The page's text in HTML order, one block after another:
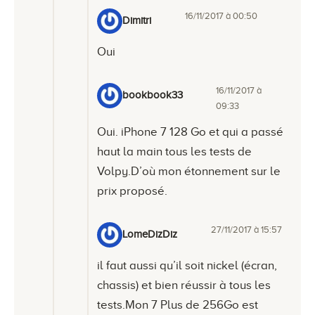
Dimitri 16/11/2017 à 00:50
Oui
bookbook33
16/11/2017 à
09:33
Oui. iPhone 7 128 Go et qui a passé
haut la main tous les tests de
Volpy.D’où mon étonnement sur le
prix proposé.
LomeDizDiz 27/11/2017 à 15:57
il faut aussi qu’il soit nickel (écran,
chassis) et bien réussir à tous les
tests.Mon 7 Plus de 256Go est